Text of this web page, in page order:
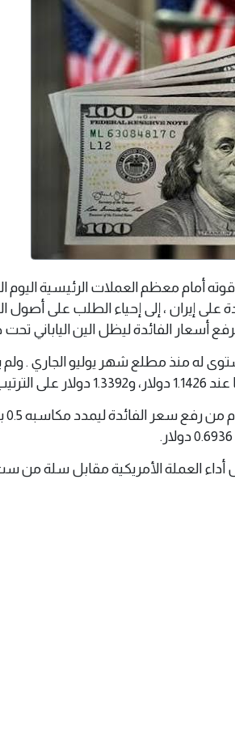
الدولار على قوته أمام معظم العملات الرئيسية
على إيران ، إلى إحياء الطلب ‌على أصول
أسعار الفائدة ليظل الين الياباني
قرب أقوى مستوى له منذ مطلع شهر يوليو الجاري .
وظل
أداء العملة الأمريكية مقابل سلة من